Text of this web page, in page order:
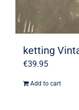
ketting
€39.95
Add to cart